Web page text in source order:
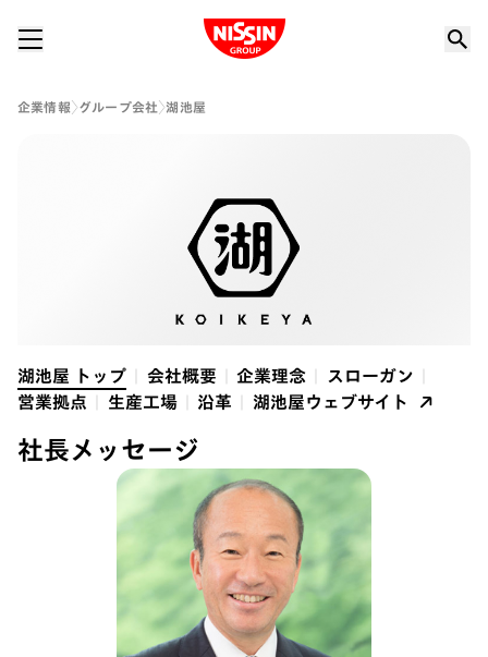
Nissin Group
企業情報 グループ会社 湖池屋
湖池屋 トップ 会社概要 企業理念
スローガン
営業拠点
生産工場 沿革 湖池屋ウェブサイト
社長メッセージ